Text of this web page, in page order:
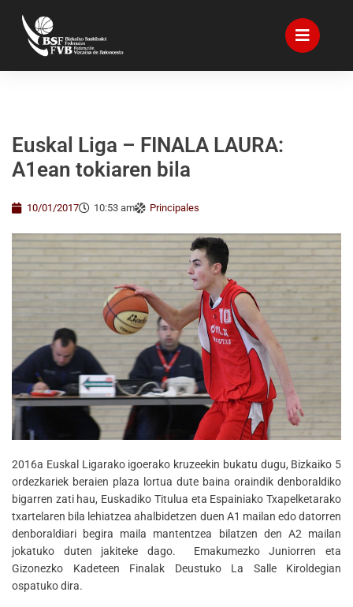
Euskal Liga – FINALA LAURA:
A1ean tokiaren bila
10/01/2017 10:53 am Principales
2016a Euskal Ligarako igoerako kruzeekin bukatu dugu, Bizkaiko 5
ordezkariek beraien plaza lortua dute baina oraindik denboraldiko
bigarren zati hau, Euskadiko Titulua eta Espainiako Txapelketarako
txartelaren bila lehiatzea ahalbidetzen duen A1 mailan edo datorren
denboraldiari begira maila mantentzea bilatzen den A2 mailan
jokatuko duten jakiteke dago. Emakumezko Juniorren eta
Gizonezko Kadeteen Finalak Deustuko La Salle Kiroldegian
ospatuko dira.